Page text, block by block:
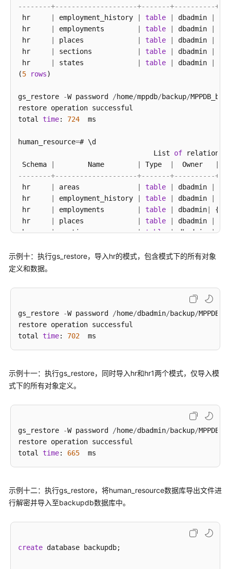
--------+--------------------+-------+----------
hr
employment_history table dbadmin
hr
employments table dbadmin
hr
places table dbadmin
hr
sections table dbadmin
hr
states table dbadmin
(5 rows)
gs_restore -W password /home/mppdb/backup/
restore operation successful
total time: 724
  ms
human_resource=# \d
                                 List
of relations
Schema
        Name
Type
  Owner
--------+--------------------+-------+----------
hr
areas table dbadmin
hr
employment_history table dbadmin
hr
employments table dbadmin
hr
places table dbadmin
hr | sections | table | dbadmin |
hr | states table | dbadmin |
(7 rows
human_resource=# select * from hr.areas;
---------+------------------------
| Iron
1
| Wood
示例十：执行gs_restore，导入hr的模式，包含模式下的所有对象
定义和数据。
gs_restore -W password /home/dbadmin/backup/
restore operation successful
total time: 702
示例十一：执行gs_restore，同时导入hr和hr1两个模式，仅导入模
式下的所有对象定义。
gs_restore -W password /home/dbadmin/backup/
restore operation successful
total time: 665
示例十二：执行gs_restore，将human_resource数据库导出文件进
行解密并导入至backupdb数据库中。
create database backupdb;